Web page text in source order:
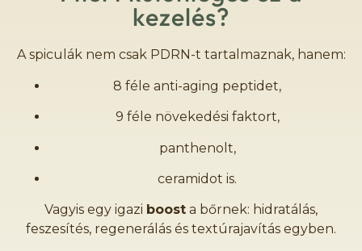
kezelés?
A spiculák nem csak PDRN-t tartalmaznak, hanem:
8 féle anti-aging peptidet,
9 féle növekedési faktort,
panthenolt,
ceramidot is.
Vagyis egy igazi boost a bőrnek: hidratálás,
feszesítés, regenerálás és textúrajavítás egyben.